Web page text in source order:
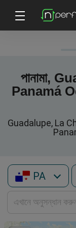
পানামা,
Panamá
Guadalupe, La
PA